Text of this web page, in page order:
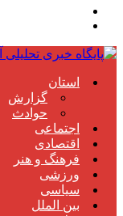
استان
گزارش
حوادث
اجتماعی
اقتصادی
فرهنگ و هنر
ورزشی
سیاسی
بین الملل